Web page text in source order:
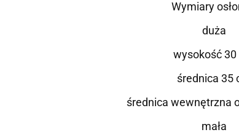
Wymiary
duża
wysokość 30
średnica 35
średnica wewnętrzna
mała